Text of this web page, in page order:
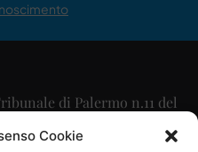
Cookie
di Palermo n.11 del